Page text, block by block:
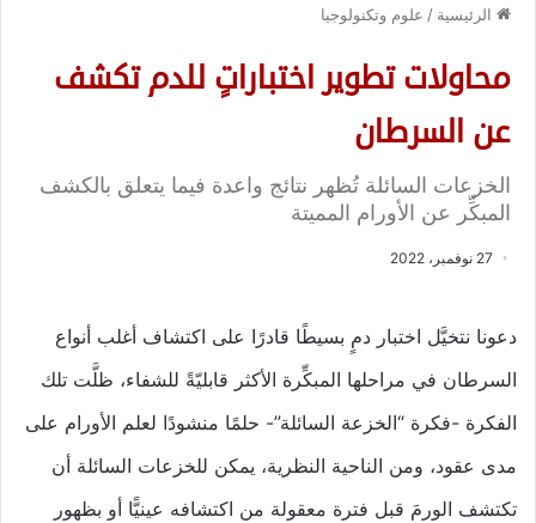
الرئيسية / علوم وتكنولوجيا
محاولات تطوير اختباراتٍ للدم تكشف
عن السرطان
الخزعات السائلة تُظهر نتائج واعدة فيما يتعلق بالكشف
المبكِّر عن الأورام المميتة
27 نوفمبر، 2022
دعونا نتخيَّل اختبار دمٍ بسيطًا قادرًا على اكتشاف أغلب أنواع
السرطان في مراحلها المبكِّرة الأكثر قابليّةً للشفاء، ظلَّت تلك
الفكرة -فكرة “الخزعة السائلة”- حلمًا منشودًا لعلم الأورام على
مدى عقود، ومن الناحية النظرية، يمكن للخزعات السائلة أن
تكتشف الورمَ قبل فترة معقولة من اكتشافه عينيًّا أو بظهور